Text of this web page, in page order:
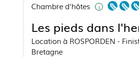
Chambre d'hôtes
Les pieds dans
Location à ROSPORDEN -
Bretagne